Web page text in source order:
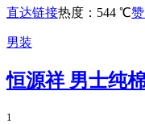
直达链接热度：544 ℃
男装
恒源祥 男士纯
1